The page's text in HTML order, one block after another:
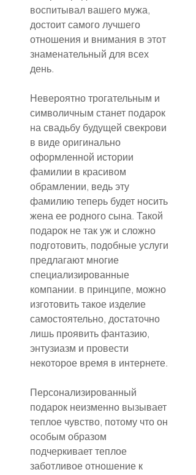
воспитывал вашего мужа,
достоит самого лучшего
отношения и внимания в этот
знаменательный для всех
день.
Невероятно трогательным и
символичным станет подарок
на свадьбу будущей свекрови
в виде оригинально
оформленной истории
фамилии в красивом
обрамлении, ведь эту
фамилию теперь будет носить
жена ее родного сына. Такой
подарок не так уж и сложно
подготовить, подобные услуги
предлагают многие
специализированные
компании. в принципе, можно
изготовить такое изделие
самостоятельно, достаточно
лишь проявить фантазию,
энтузиазм и провести
некоторое время в интернете.
Персонализированный
подарок неизменно вызывает
теплое чувство, потому что он
особым образом
подчеркивает теплое
заботливое отношение к